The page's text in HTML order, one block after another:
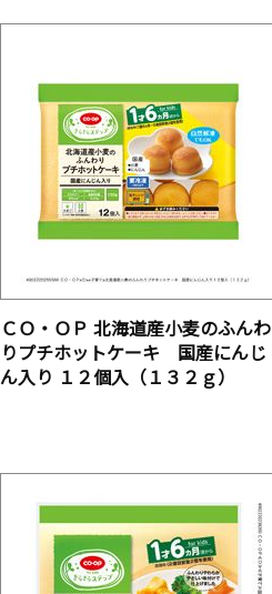
ＣＯ・ＯＰ 北海道産小麦のふんわ
りプチホットケーキ 国産にんじ
ん入り １２個入（１３２ｇ）